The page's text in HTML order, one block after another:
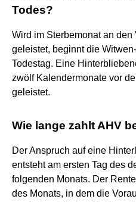
Todes?
Wird im Sterbemonat an
geleistet, beginnt die
Todestag. Eine
zwölf Kalendermonate vor
geleistet.
Wie lange zahlt AHV
Der Anspruch auf eine
entsteht am ersten Tag des
folgenden Monats. Der
des Monats, in dem die